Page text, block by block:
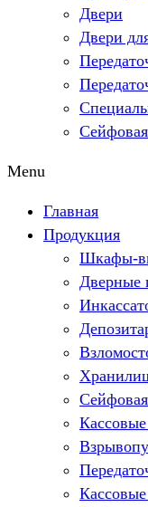
Двери
Двери
Menu
Главная
Продукция
Шкафы-
Дверные